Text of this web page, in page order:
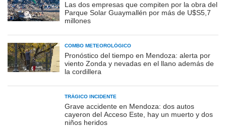
Las dos empresas que compiten por la obra del
Parque Solar Guaymallén por más de U$S5,7
millones
COMBO METEOROLÓGICO
Pronóstico del tiempo en Mendoza: alerta por
viento Zonda y nevadas en el llano además de
la cordillera
TRÁGICO INCIDENTE
Grave accidente en Mendoza: dos autos
cayeron del Acceso Este, hay un muerto y dos
niños heridos